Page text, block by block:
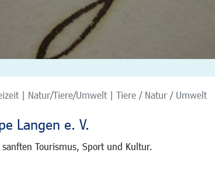
| Natur/Tiere/Umwelt | Tiere / Natur / Umwelt
Langen e. V.
Tourismus, Sport und Kultur.